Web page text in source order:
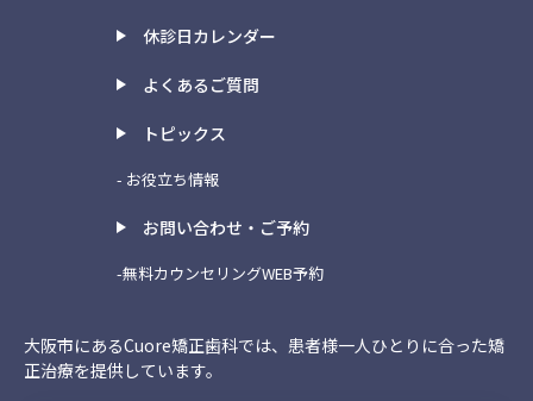
休診日カレンダー
よくあるご質問
トピックス
- お役立ち情報
お問い合わせ・ご予約
-無料カウンセリングWEB予約
大阪市にあるCuore矯正歯科では、患者様一人ひとりに合った矯
正治療を提供しています。